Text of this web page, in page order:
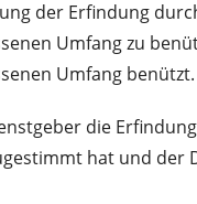
der Erfindung
Umfang zu
Umfang benützt.
die
hat und